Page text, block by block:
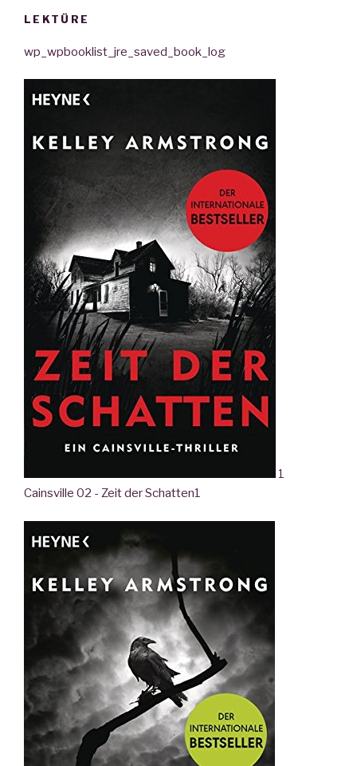
LEKTÜRE
wp_wpbooklist_jre_saved_book_log
1
Cainsville 02 - Zeit der Schatten1